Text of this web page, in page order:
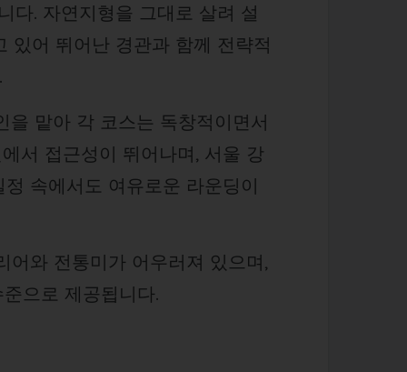
다. 자연지형을 그대로 살려 설
있어 뛰어난 경관과 함께 전략적
맡아 각 코스는 독창적이면서
서 접근성이 뛰어나며, 서울 강
속에서도 여유로운 라운딩이
어와 전통미가 어우러져 있으며,
으로 제공됩니다.